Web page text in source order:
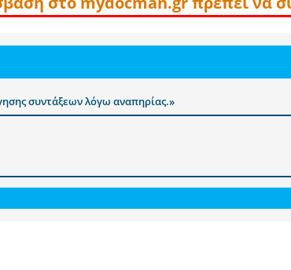
συντάξεων λόγω αναπηρίας.»